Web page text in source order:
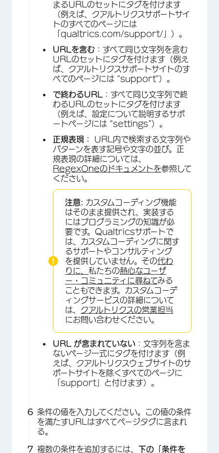
×
まるURLのセットにタグを付けます
（例えば、クアルトリクスサポートサイ
トのすべてのページには
「qualtrics.com/support/」）。
URLを含む ：すべて同じ文字列を含む
URLのセットにタグを付けます（例え
ば、クアルトリクスサポートサイトのす
べてのページには “support”）。
で終わるURL
：すべて同じ文字列で終
わるURLのセットにタグを付けます
（例えば、設定について説明するサポ
ートページには “settings”）。
正規表現： URL内で検索する文字列や
パターンを表す記号や文字の並び。正
規表現の詳細については、
RegexOneのドキュメントを参照して
ください。
注意: カスタムコーディング機能
はそのまま提供され、実装する
にはプログラミングの知識が必
要です。Qualtricsサポートで
は、カスタムコーディングに関す
るサポートやコンサルティング
を提供していません。その代わ
りに、 私たちの熱心なユーザ
ー・コミュニティに尋ねてみる
こともできます。カスタムコーデ
ィングサービスの詳細について
は、 クアルトリクスの営業担当
にお問い合わせください。
URL が含まれていない ：文字列を含ま
ないページ一式にタグを付けます（例
えば、クアルトリクスウェブサイトのサ
ポートサイトを除くすべてのページに
「support」と付けます）。
条件の値を入力してください。この値の条件
を満たすURLはすべてページタグに含まれ
る。
複数の条件を追加するには、 下の「条件を